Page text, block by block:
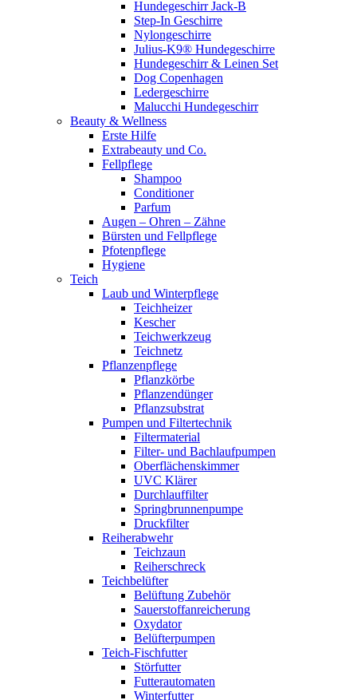
Hundegeschirr Jack-B
Step-In Geschirre
Nylongeschirre
Julius-K9® Hundegeschirre
Hundegeschirr & Leinen Set
Dog Copenhagen
Ledergeschirre
Malucchi Hundegeschirr
Beauty & Wellness
Erste Hilfe
Extrabeauty und Co.
Fellpflege
Shampoo
Conditioner
Parfum
Augen – Ohren – Zähne
Bürsten und Fellpflege
Pfotenpflege
Hygiene
Teich
Laub und Winterpflege
Teichheizer
Kescher
Teichwerkzeug
Teichnetz
Pflanzenpflege
Pflanzkörbe
Pflanzendünger
Pflanzsubstrat
Pumpen und Filtertechnik
Filtermaterial
Filter- und Bachlaufpumpen
Oberflächenskimmer
UVC Klärer
Durchlauffilter
Springbrunnenpumpe
Druckfilter
Reiherabwehr
Teichzaun
Reiherschreck
Teichbelüfter
Belüftung Zubehör
Sauerstoffanreicherung
Oxydator
Belüfterpumpen
Teich-Fischfutter
Störfutter
Futterautomaten
Winterfutter